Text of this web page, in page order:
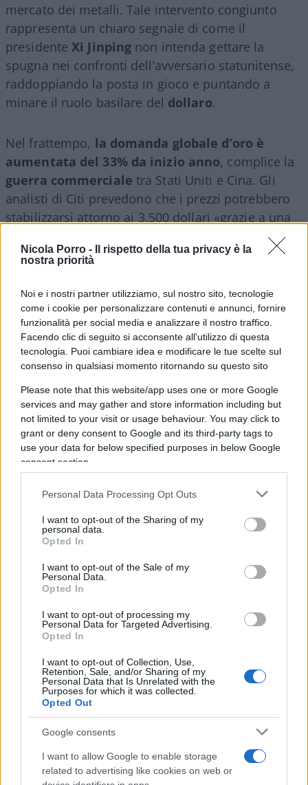
Nicola Porro -
Il rispetto della tua privacy è la
nostra priorità
Noi e i nostri partner utilizziamo, sul nostro sito, tecnologie
come i cookie per personalizzare contenuti e annunci, fornire
funzionalità per social media e analizzare il nostro traffico.
Facendo clic di seguito si acconsente all'utilizzo di questa
tecnologia. Puoi cambiare idea e modificare le tue scelte sul
consenso in qualsiasi momento ritornando su questo sito
Please note that this website/app uses one or more Google
services and may gather and store information including but
not limited to your visit or usage behaviour. You may click to
grant or deny consent to Google and its third-party tags to
use your data for below specified purposes in below Google
consent section.
Personal Data Processing Opt Outs
I want to opt-out of the Sharing of my
personal data.
Opted In
I want to opt-out of the Sale of my
Personal Data.
Opted In
I want to opt-out of processing my
Personal Data for Targeted Advertising.
Opted In
I want to opt-out of Collection, Use,
Retention, Sale, and/or Sharing of my
Personal Data that Is Unrelated with the
Purposes for which it was collected.
Opted Out
Google consents
I want to allow Google to enable storage
related to advertising like cookies on web or
mercato dei metalli. Tale intervento congiunto
rappresenta un chiaro segnale di come il
presidente Xi Jinping non intenda gettare la
spugna nei confronti dell’avversario statunitense,
raddoppiando la posta in gioco e puntando a
minare il ruolo basilare del dollaro.
Nel frattempo, la domanda globale d’oro è
aumentata del 33% da inizio anno, complice la
guerra commerciale tra Stati Uniti e Cina. Gli
analisti di Citi prevedono che i prezzi potrebbero
stabilizzarsi attorno ai 3.500 dollari «grazie a una
domanda di investimento in forte espansione».
passeggero
“L’oro ha registrato unatendenza al rialzoben
prima dell’insediamento del presidente Trump”,
afferma Charlotte Peuron, fund manager di Crédit
Mutuel Asset Management. “Le banche centrali
sono acquirenti netti da 15 anni consecutivi e
negli ultimi tre anni hanno superato le 1.000
tonnellate annue”.
Secondo Peuron, l’attuale fase non è solo legata a
eventi geopolitici momentanei: “La politica dei
dazi e i rischi sistemici stanno accelerando una
sono in crescita da 11 settimane consecutive, con
un prezzo che ha segnato un +25% da inizio anno.
“I fattori tradizionali che un tempo influenzavano i
prezzi dell’oro, come l’inflazione statunitense
tassi di interesse, non sono più i principali
motori. Al contrario, l’incertezza sui dazi e le
preoccupazioni per la crescita economica globale,
unite alla reazione del mercato alle critiche rivolte
alla Fed, stanno alimentando la domanda di beni